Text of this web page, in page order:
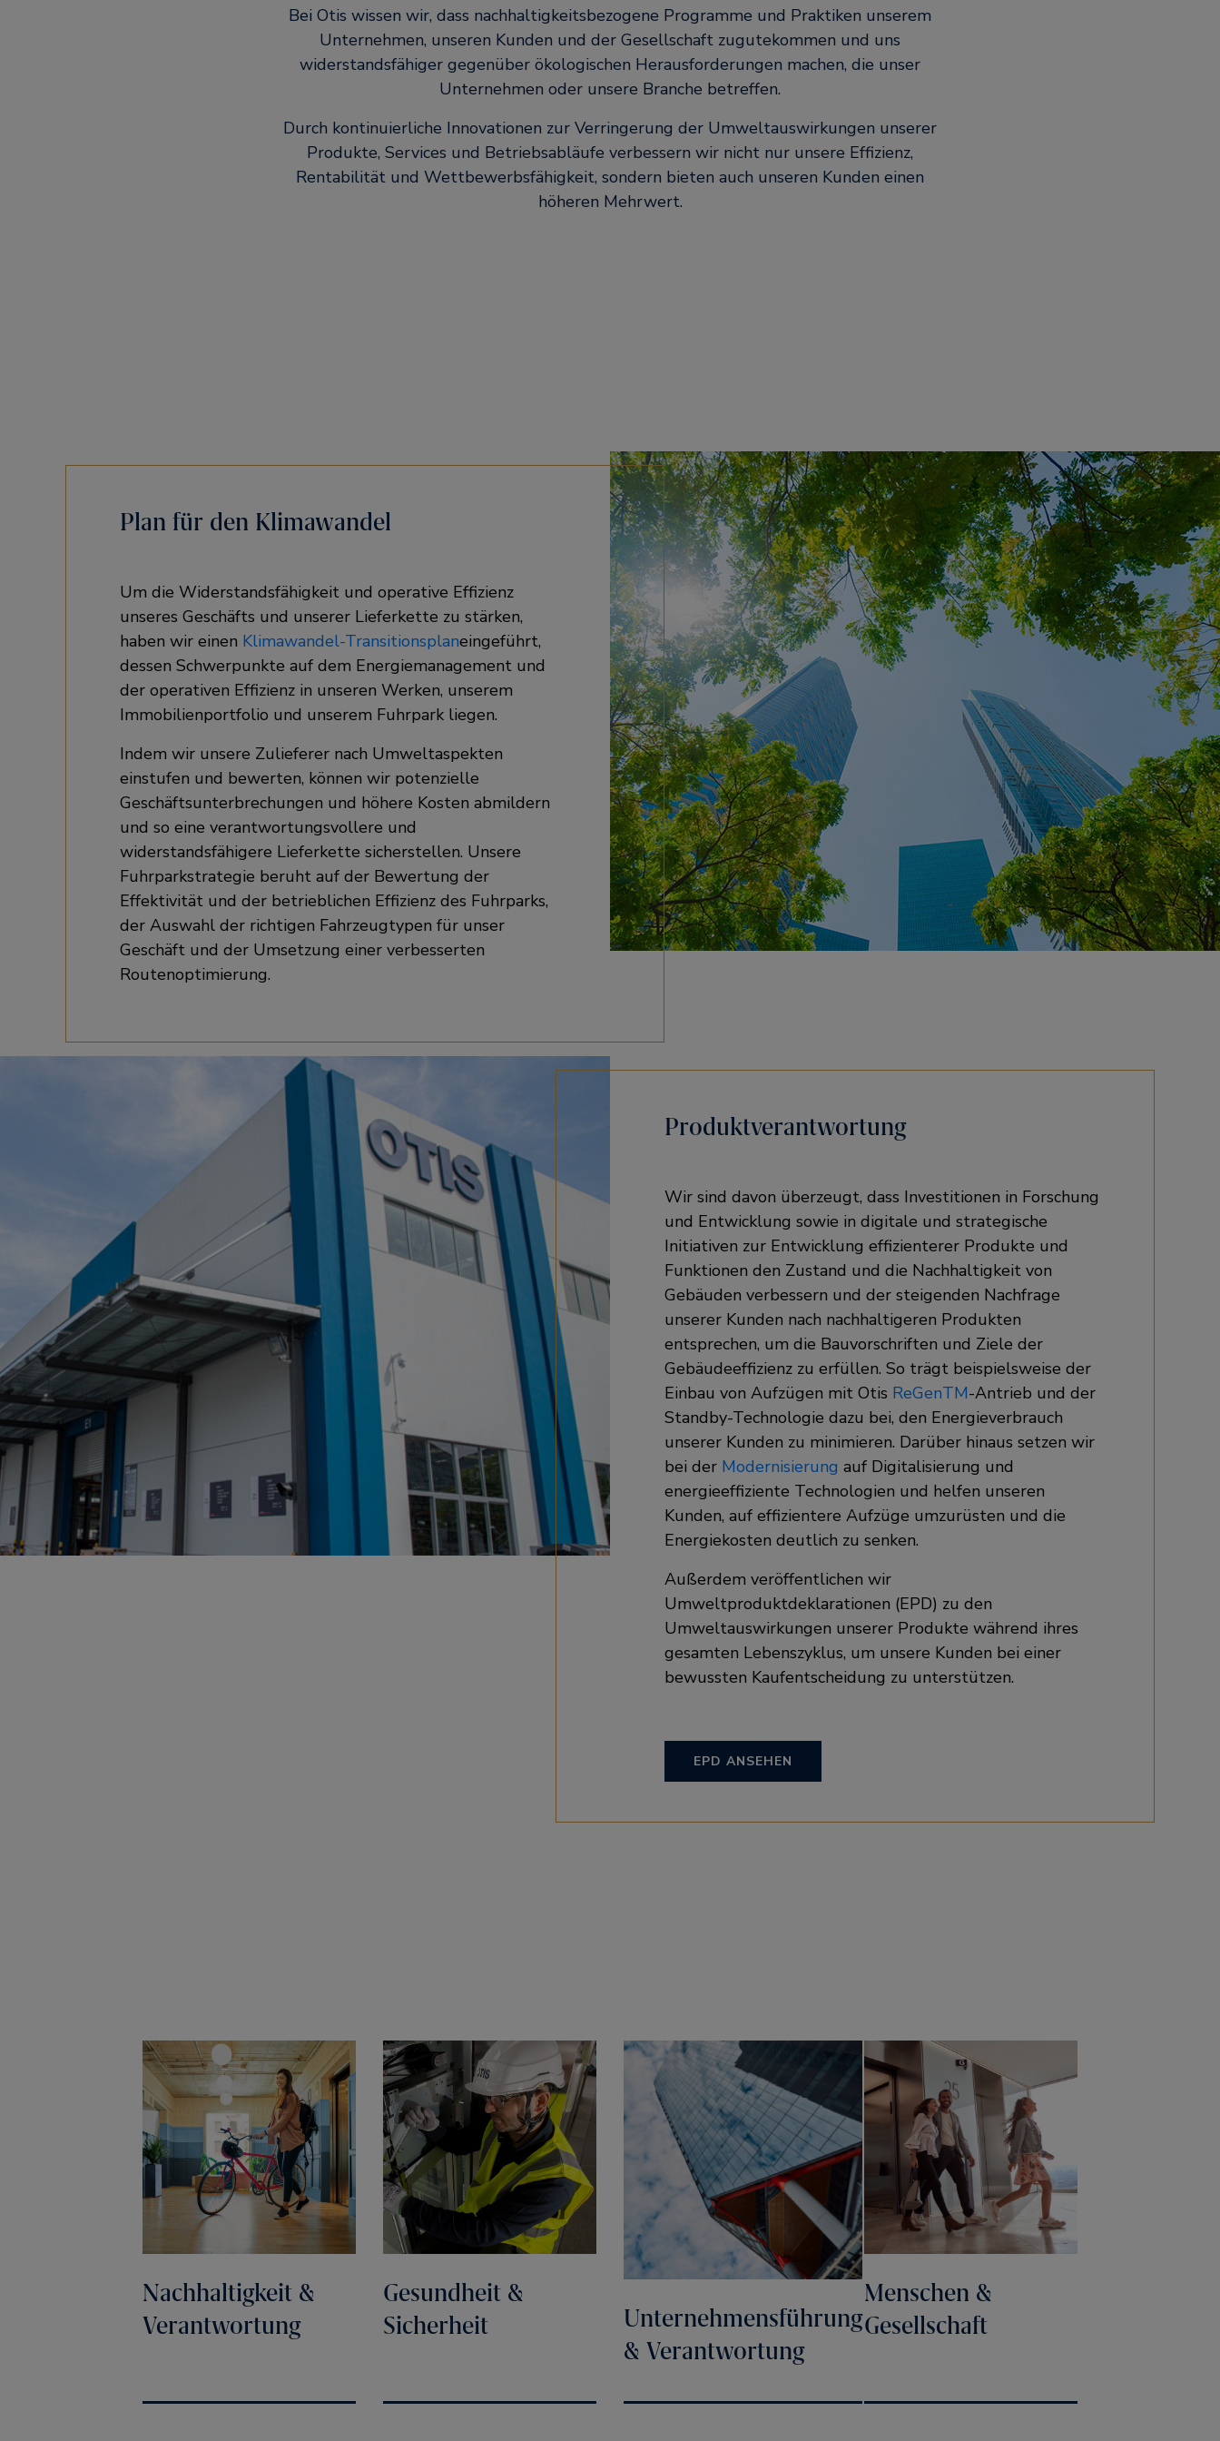
Bei Otis wissen wir, dass nachhaltigkeitsbezogene Programme und Praktiken unserem
Unternehmen, unseren Kunden und der Gesellschaft zugutekommen und uns
widerstandsfähiger gegenüber ökologischen Herausforderungen machen, die unser
Unternehmen oder unsere Branche betreffen.
Durch kontinuierliche Innovationen zur Verringerung der Umweltauswirkungen unserer
Produkte, Services und Betriebsabläufe verbessern wir nicht nur unsere Effizienz,
Rentabilität und Wettbewerbsfähigkeit, sondern bieten auch unseren Kunden einen
höheren Mehrwert.
Plan für den Klimawandel
Um die Widerstandsfähigkeit und operative Effizienz
unseres Geschäfts und unserer Lieferkette zu stärken,
haben wir einen Klimawandel-Transitionsplaneingeführt,
dessen Schwerpunkte auf dem Energiemanagement und
der operativen Effizienz in unseren Werken, unserem
Immobilienportfolio und unserem Fuhrpark liegen.
Indem wir unsere Zulieferer nach Umweltaspekten
einstufen und bewerten, können wir potenzielle
Geschäftsunterbrechungen und höhere Kosten abmildern
und so eine verantwortungsvollere und
widerstandsfähigere Lieferkette sicherstellen. Unsere
Fuhrparkstrategie beruht auf der Bewertung der
Effektivität und der betrieblichen Effizienz des Fuhrparks,
der Auswahl der richtigen Fahrzeugtypen für unser
Geschäft und der Umsetzung einer verbesserten
Routenoptimierung.
Produktverantwortung
Wir sind davon überzeugt, dass Investitionen in Forschung
und Entwicklung sowie in digitale und strategische
Initiativen zur Entwicklung effizienterer Produkte und
Funktionen den Zustand und die Nachhaltigkeit von
Gebäuden verbessern und der steigenden Nachfrage
unserer Kunden nach nachhaltigeren Produkten
entsprechen, um die Bauvorschriften und Ziele der
Gebäudeeffizienz zu erfüllen. So trägt beispielsweise der
Einbau von Aufzügen mit Otis ReGenTM-Antrieb und der
Standby-Technologie dazu bei, den Energieverbrauch
unserer Kunden zu minimieren. Darüber hinaus setzen wir
bei der Modernisierung auf Digitalisierung und
energieeffiziente Technologien und helfen unseren
Kunden, auf effizientere Aufzüge umzurüsten und die
Energiekosten deutlich zu senken.
Außerdem veröffentlichen wir
Umweltproduktdeklarationen (EPD) zu den
Umweltauswirkungen unserer Produkte während ihres
gesamten Lebenszyklus, um unsere Kunden bei einer
bewussten Kaufentscheidung zu unterstützen.
EPD ANSEHEN
Nachhaltigkeit &
Verantwortung
Gesundheit &
Sicherheit
Unternehmensführung
& Verantwortung
Menschen &
Gesellschaft